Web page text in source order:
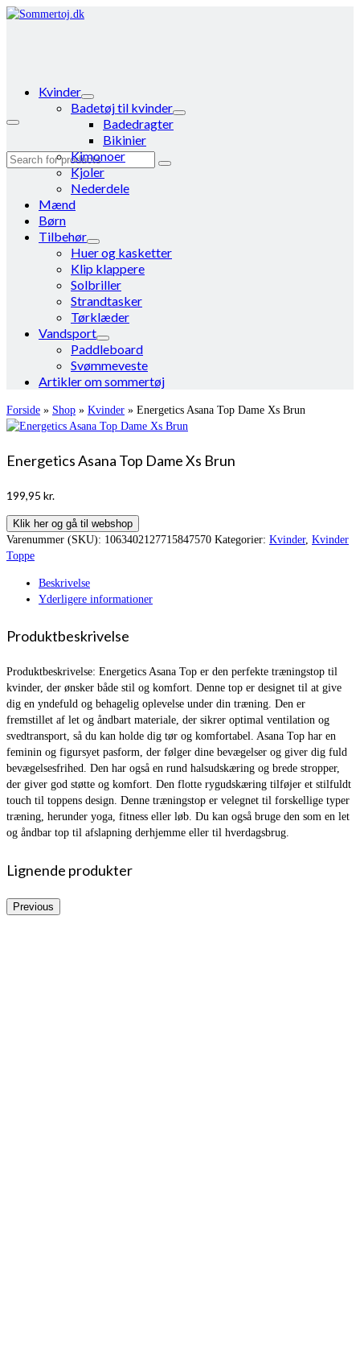
Search
Kvinder
Badetøj til kvinder
Badedragter
Bikinier
Kimonoer
Kjoler
Nederdele
Mænd
Børn
Tilbehør
Huer og kasketter
Klip klappere
Solbriller
Strandtasker
Tørklæder
Vandsport
Paddleboard
Svømmeveste
Artikler om sommertøj
Forside » Shop » Kvinder » Energetics Asana Top Dame Xs Brun
Energetics Asana Top Dame Xs Brun
199,95 kr.
Klik her og gå til webshop
Varenummer (SKU): 1063402127715847570 Kategorier: Kvinder, Kvinder
Toppe
Beskrivelse
Yderligere informationer
Produktbeskrivelse
Produktbeskrivelse: Energetics Asana Top er den perfekte træningstop til
kvinder, der ønsker både stil og komfort. Denne top er designet til at give
dig en yndefuld og behagelig oplevelse under din træning. Den er
fremstillet af let og åndbart materiale, der sikrer optimal ventilation og
svedtransport, så du kan holde dig tør og komfortabel. Asana Top har en
feminin og figursyet pasform, der følger dine bevægelser og giver dig fuld
bevægelsesfrihed. Den har også en rund halsudskæring og brede stropper,
der giver god støtte og komfort. Den flotte rygudskæring tilføjer et stilfuldt
touch til toppens design. Denne træningstop er velegnet til forskellige typer
træning, herunder yoga, fitness eller løb. Du kan også bruge den som en let
og åndbar top til afslapning derhjemme eller til hverdagsbrug.
Lignende produkter
Previous